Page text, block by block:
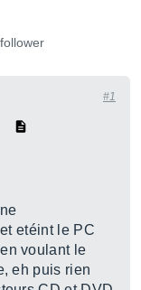
#1
etéint le PC
voulant le
eh puis rien